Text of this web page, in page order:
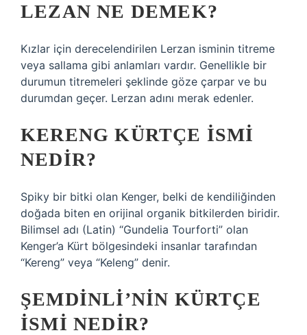
LEZAN NE DEMEK?
Kızlar için derecelendirilen Lerzan isminin titreme
veya sallama gibi anlamları vardır. Genellikle bir
durumun titremeleri şeklinde göze çarpar ve bu
durumdan geçer. Lerzan adını merak edenler.
KERENG KÜRTÇE ISMI
NEDIR?
Spiky bir bitki olan Kenger, belki de kendiliğinden
doğada biten en orijinal organik bitkilerden biridir.
Bilimsel adı (Latin) “Gundelia Tourforti” olan
Kenger’a Kürt bölgesindeki insanlar tarafından
“Kereng” veya “Keleng” denir.
ŞEMDINLI’NIN KÜRTÇE
ISMI NEDIR?